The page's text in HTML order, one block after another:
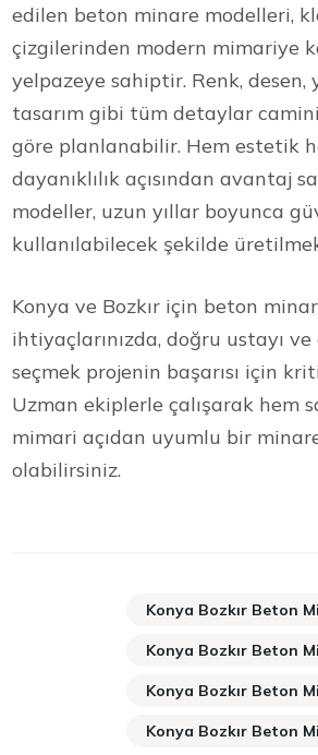
edilen beton minare modelleri,
çizgilerinden modern mimariye
yelpazeye sahiptir. Renk, desen,
tasarım gibi tüm detaylar
göre planlanabilir. Hem estetik
dayanıklılık açısından avantaj
modeller, uzun yıllar boyunca
kullanılabilecek şekilde
Konya ve Bozkır için beton
ihtiyaçlarınızda, doğru ustayı
seçmek projenin başarısı için
Uzman ekiplerle çalışarak hem
mimari açıdan uyumlu bir
olabilirsiniz.
Konya Bozkır Beton
Konya Bozkır Beton
Konya Bozkır Beton
Konya Bozkır Beton